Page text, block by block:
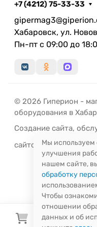
— Не оставляйте
на хранение.
— Не ставьте
пластмассовой
нагрузкам и
ядохимикатами.
+7 (4212) 75-33-33
Хабаровск, ул.
Пн-пт с 09:00 до
© 2026 Гиперион -
оборудования в
Создание сайта,
сайтов
-РЭДЛАЙН
Мы используем
улучшения
нашем сайте,
обработку
Чтобы
отношении
данных и об